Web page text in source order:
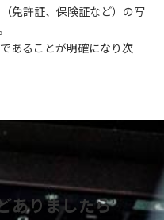
免許証、保険証など）の写
あることが明確になり次
ありましたら